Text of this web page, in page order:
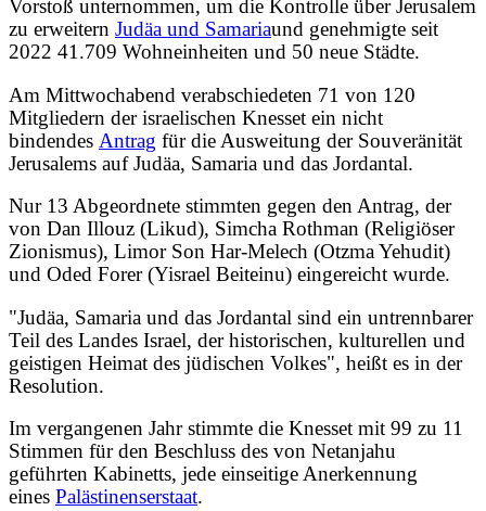
Vorstoß unternommen, um die Kontrolle über Jerusalem
zu erweitern Judäa und Samariaund genehmigte seit
2022 41.709 Wohneinheiten und 50 neue Städte.
Am Mittwochabend verabschiedeten 71 von 120
Mitgliedern der israelischen Knesset ein nicht
bindendes Antrag für die Ausweitung der Souveränität
Jerusalems auf Judäa, Samaria und das Jordantal.
Nur 13 Abgeordnete stimmten gegen den Antrag, der
von Dan Illouz (Likud), Simcha Rothman (Religiöser
Zionismus), Limor Son Har-Melech (Otzma Yehudit)
und Oded Forer (Yisrael Beiteinu) eingereicht wurde.
"Judäa, Samaria und das Jordantal sind ein untrennbarer
Teil des Landes Israel, der historischen, kulturellen und
geistigen Heimat des jüdischen Volkes", heißt es in der
Resolution.
Im vergangenen Jahr stimmte die Knesset mit 99 zu 11
Stimmen für den Beschluss des von Netanjahu
geführten Kabinetts, jede einseitige Anerkennung
eines Palästinenserstaat.